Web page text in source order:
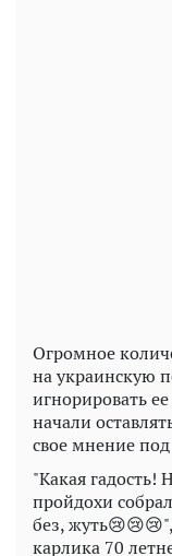
Огромное
на украинскую
игнорировать
начали
свое мнение
"Какая гадость!
пройдохи
без,
карлика 70